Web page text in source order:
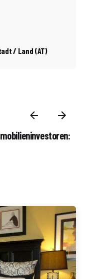
/ Land (AT)